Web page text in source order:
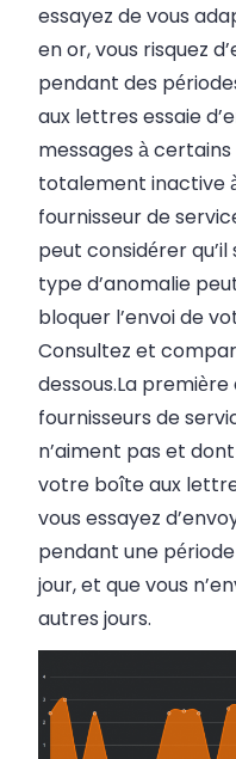
essayez de vous
en or, vous risquez
pendant des
aux lettres essaie
messages à
totalement inactive
fournisseur de
peut considérer qu’il
type d’anomalie
bloquer l’envoi de
Consultez et
dessous.La première
fournisseurs de
n’aiment pas et
votre boîte aux
vous essayez
pendant une
jour, et que vous
autres jours.